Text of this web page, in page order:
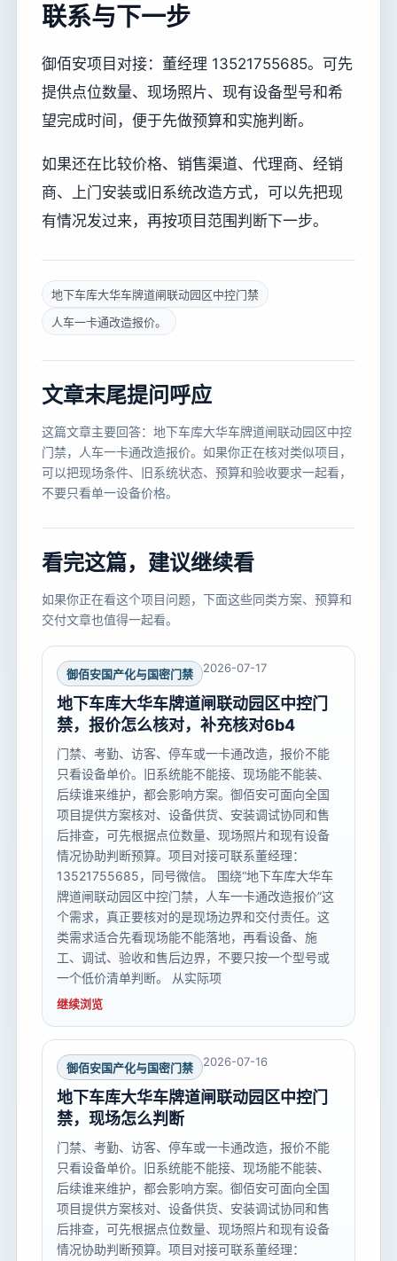
联系与下一步
御佰安项目对接：董经理 13521755685。可先
提供点位数量、现场照片、现有设备型号和希
望完成时间，便于先做预算和实施判断。
如果还在比较价格、销售渠道、代理商、经销
商、上门安装或旧系统改造方式，可以先把现
有情况发过来，再按项目范围判断下一步。
地下车库大华车牌道闸联动园区中控门禁
人车一卡通改造报价。
文章末尾提问呼应
这篇文章主要回答：地下车库大华车牌道闸联动园区中控
门禁，人车一卡通改造报价。如果你正在核对类似项目，
可以把现场条件、旧系统状态、预算和验收要求一起看，
不要只看单一设备价格。
看完这篇，建议继续看
如果你正在看这个项目问题，下面这些同类方案、预算和
交付文章也值得一起看。
御佰安国产化与国密门禁 2026-07-17
地下车库大华车牌道闸联动园区中控门
禁，报价怎么核对，补充核对6b4
门禁、考勤、访客、停车或一卡通改造，报价不能
只看设备单价。旧系统能不能接、现场能不能装、
后续谁来维护，都会影响方案。御佰安可面向全国
项目提供方案核对、设备供货、安装调试协同和售
后排查，可先根据点位数量、现场照片和现有设备
情况协助判断预算。项目对接可联系董经理：
13521755685，同号微信。 围绕“地下车库大华车
牌道闸联动园区中控门禁，人车一卡通改造报价”这
个需求，真正要核对的是现场边界和交付责任。这
类需求适合先看现场能不能落地，再看设备、施
工、调试、验收和售后边界，不要只按一个型号或
一个低价清单判断。 从实际项
继续浏览
御佰安国产化与国密门禁 2026-07-16
地下车库大华车牌道闸联动园区中控门
禁，现场怎么判断
门禁、考勤、访客、停车或一卡通改造，报价不能
只看设备单价。旧系统能不能接、现场能不能装、
后续谁来维护，都会影响方案。御佰安可面向全国
项目提供方案核对、设备供货、安装调试协同和售
后排查，可先根据点位数量、现场照片和现有设备
情况协助判断预算。项目对接可联系董经理：